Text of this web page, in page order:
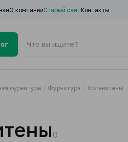
О компанииСтарый сайтКонтакты
фурнитура Фурнитура Хольнитены
0